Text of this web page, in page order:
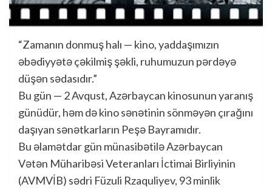
“Zamanın donmuş halı — kino, yaddaşımızın
əbədiyyətə çəkilmiş şəkli, ruhumuzun pərdəyə
düşən sədasıdır.”
Bu gün — 2 Avqust, Azərbaycan kinosunun yaranış
günüdür, həm də kino sənətinin sönməyən çırağını
daşıyan sənətkarların Peşə Bayramıdır.
Bu əlamətdar gün münasibətilə Azərbaycan
Vətən Müharibəsi Veteranları İctimai Birliyinin
(AVMVİB) sədri Füzuli Rzaquliyev, 93 minlik